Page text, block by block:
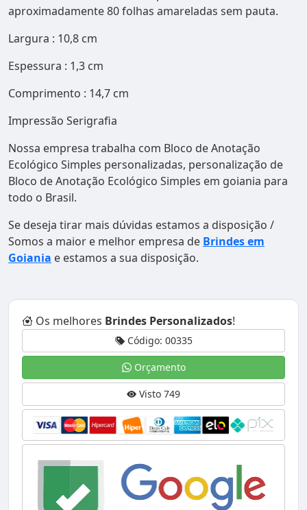
aproximadamente 80 folhas amareladas sem pauta.
Largura : 10,8 cm
Espessura : 1,3 cm
Comprimento : 14,7 cm
Impressão Serigrafia
Nossa empresa trabalha com Bloco de Anotação
Ecológico Simples personalizadas, personalização de
Bloco de Anotação Ecológico Simples em goiania para
todo o Brasil.
Se deseja tirar mais dúvidas estamos a disposição /
Somos a maior e melhor empresa de Brindes em
Goiania e estamos a sua disposição.
Os melhores Brindes Personalizados!
Código: 00335
Orçamento
Visto 749